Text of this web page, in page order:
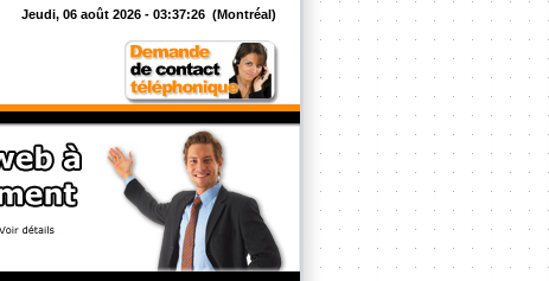
Jeudi, 06 août 2026 - 03:37:26 (Montréal)